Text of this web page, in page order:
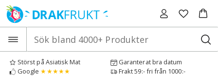
Hoppa
till
innehåll
Störst på Asiatisk Mat
Garanterat bra datum
Google ★★★★★ Frakt 59:- fri från 1000:-